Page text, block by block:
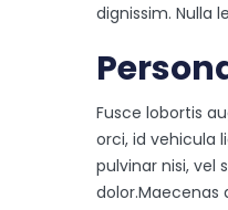
dignissim. Nulla
Fusce lobortis
orci, id vehicula
pulvinar nisi, vel